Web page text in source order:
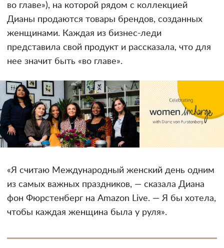
во главе»), на которой рядом с коллекцией
Дианы продаются товары брендов, созданных
женщинами. Каждая из бизнес-леди
представила свой продукт и рассказала, что для
нее значит быть «во главе».
«Я считаю Международный женский день одним
из самых важных праздников, — сказала Диана
фон Фюрстенберг на Amazon Live. — Я бы хотела,
чтобы каждая женщина была у руля».